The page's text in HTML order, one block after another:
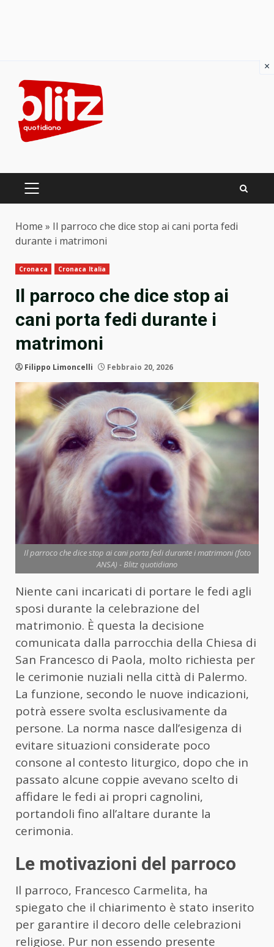
content
PRIMARY
Home » Il parroco che dice stop ai cani porta fedi
durante i matrimoni
Cronaca Cronaca Italia
Il parroco che dice stop ai
cani porta fedi durante i
matrimoni
Filippo Limoncelli Febbraio 20, 2026
Il parroco che dice stop ai cani porta fedi durante i matrimoni (foto
ANSA) - Blitz quotidiano
Niente cani incaricati di portare le fedi agli
sposi durante la celebrazione del
matrimonio. È questa la decisione
comunicata dalla parrocchia della Chiesa di
San Francesco di Paola, molto richiesta per
le cerimonie nuziali nella città di Palermo.
La funzione, secondo le nuove indicazioni,
potrà essere svolta esclusivamente da
persone. La norma nasce dall’esigenza di
evitare situazioni considerate poco
consone al contesto liturgico, dopo che in
passato alcune coppie avevano scelto di
affidare le fedi ai propri cagnolini,
portandoli fino all’altare durante la
cerimonia.
Le motivazioni del parroco
Il parroco, Francesco Carmelita, ha
spiegato che il chiarimento è stato inserito
per garantire il decoro delle celebrazioni
religiose. Pur non essendo presente
×